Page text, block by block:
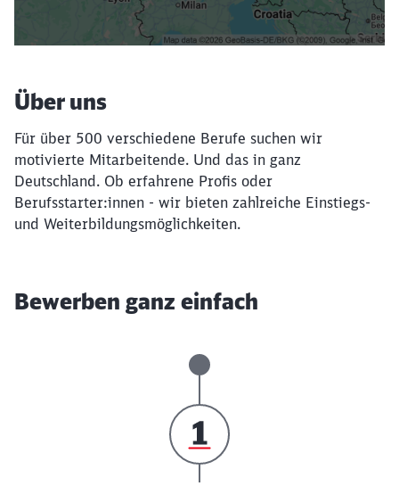
Filter setzen
Über uns
Für über 500 verschiedene Berufe suchen wir
motivierte Mitarbeitende. Und das in ganz
Deutschland. Ob erfahrene Profis oder
Berufsstarter:innen - wir bieten zahlreiche Einstiegs-
und Weiterbildungsmöglichkeiten.
Bewerben ganz einfach